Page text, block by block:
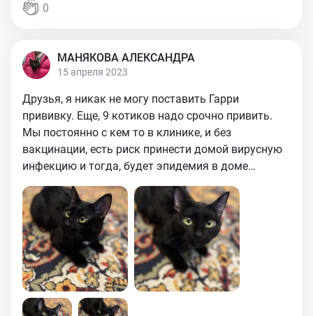
0
МАНЯКОВА АЛЕКСАНДРА
15 апреля 2023
Друзья, я никак не могу поставить Гарри
прививку. Еще, 9 котиков надо срочно привить.
Мы постоянно с кем то в клинике, и без
вакцинации, есть риск принести домой вирусную
инфекцию и тогда, будет эпидемия в доме…